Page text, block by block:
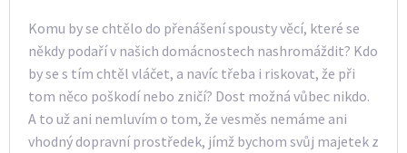
Komu by se chtělo do přenášení spousty věcí, které se
někdy podaří v našich domácnostech nashromáždit? Kdo
by se s tím chtěl vláčet, a navíc třeba i riskovat, že při
tom něco poškodí nebo zničí? Dost možná vůbec nikdo.
A to už ani nemluvím o tom, že vesměs nemáme ani
vhodný dopravní prostředek, jímž bychom svůj majetek z